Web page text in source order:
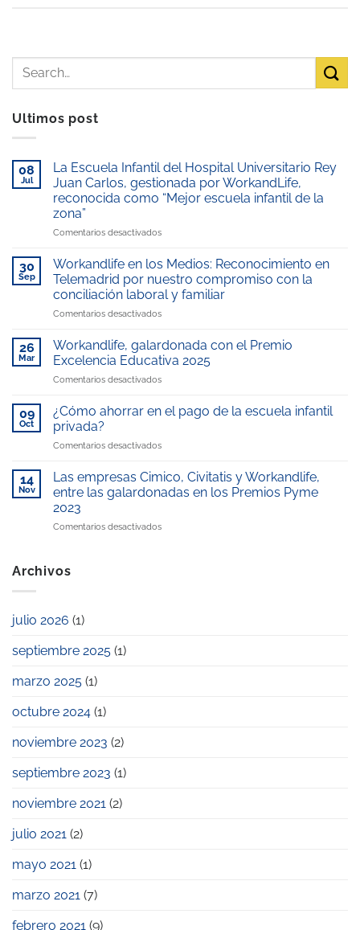
Ultimos post
08
Jul
La Escuela Infantil del Hospital Universitario Rey
Juan Carlos, gestionada por WorkandLife,
reconocida como “Mejor escuela infantil de la
zona”
Comentarios desactivadosen
Escuela
Infantil
del
Hospital
Universitario
Juan
Carlos,
gestionada
por
reconocida
escuela
de
la
30
Sep
Workandlife en los Medios: Reconocimiento en
Telemadrid por nuestro compromiso con la
conciliación laboral y familiar
Comentarios desactivadosen
en
los
Medios:
Reconocimiento
Telemadrid
compromiso
la
conciliación
familiar
26
Mar
Workandlife, galardonada con el Premio
Excelencia Educativa 2025
Comentarios desactivadosen
galardonada
Premio
Educativa
2025
09
Oct
¿Cómo ahorrar en el pago de la escuela infantil
privada?
Comentarios desactivadosen
ahorrar
el
de
14
Nov
Las empresas Cimico, Civitatis y Workandlife,
entre las galardonadas en los Premios Pyme
2023
Comentarios desactivadosen
Archivos
julio 2026 (1)
septiembre 2025 (1)
marzo 2025 (1)
octubre 2024 (1)
noviembre 2023 (2)
septiembre 2023 (1)
noviembre 2021 (2)
julio 2021 (2)
mayo 2021 (1)
marzo 2021 (7)
febrero 2021 (9)